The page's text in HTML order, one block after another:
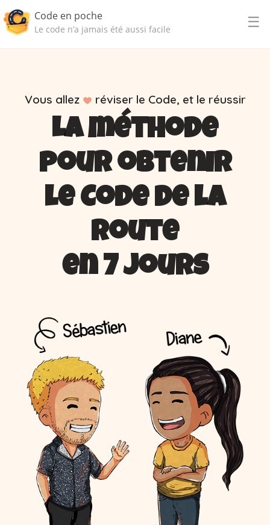
Code en poche
Le code n’a jamais été aussi facile ☰
Vous allez réviser le Code, et le réussir
La méthode
pour obtenir
le Code de la
route
en 7 jours